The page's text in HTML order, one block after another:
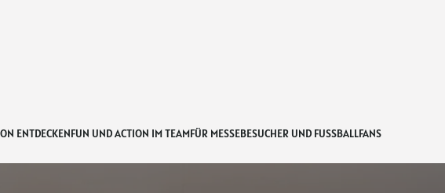
ENTDECKENFUN UND ACTION IM TEAMFÜR MESSEBESUCHER UND FUSSBALLFANS